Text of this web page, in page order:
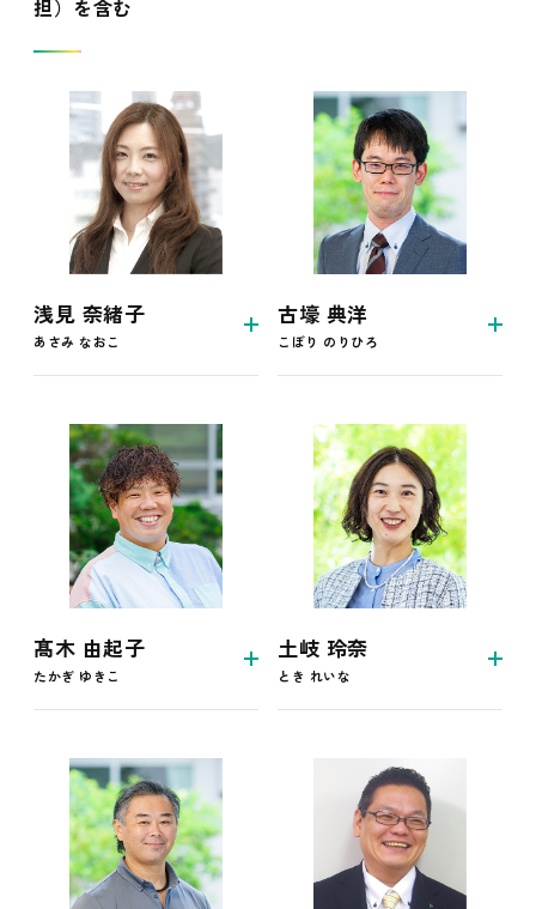
担）を含む
浅見 奈緒子
あさみ なおこ
古壕 典洋
こぼり のりひろ
髙木 由起子
たかぎ ゆきこ
土岐 玲奈
とき れいな